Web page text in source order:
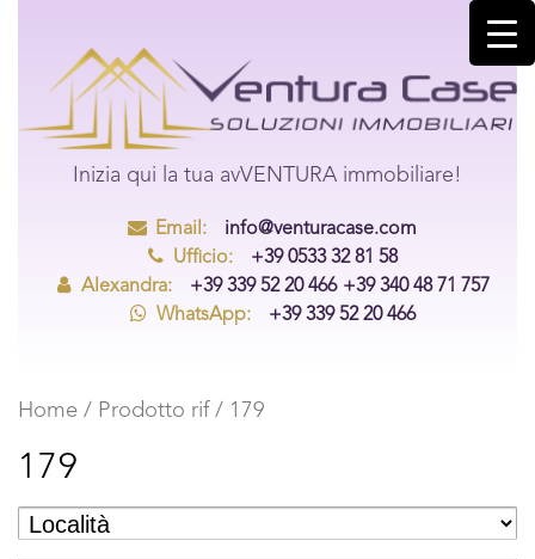
Inizia qui la tua avVENTURA immobiliare!
Email:
info@venturacase.com
Ufficio:
+39 0533 32 81 58
Alexandra:
+39 339 52 20 466 +39 340 48 71 757
WhatsApp:
+39 339 52 20 466
Home / Prodotto rif / 179
179